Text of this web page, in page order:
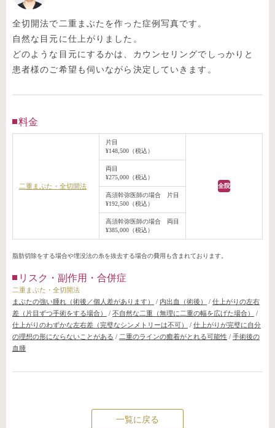
全切開法で二重まぶたを作った症例写真です。
自然な目元に仕上がりました。
どのような目元にするかは、カウンセリングでしっかりと
患者様のご希望も伺いながら決定していきます。
料金
二重まぶた・全切開法
片目
¥148,500（税込）
全院
両目
¥275,000（税込）
高須幹弥医師の場合 片目
¥192,500（税込）
高須幹弥医師の場合 両目
¥385,000（税込）
脂肪切除をする場合や埋没法の糸を抜去する場合の費用も含まれております。
リスク・副作用・合併症
二重まぶた・全切開法
まぶたの強い腫れ（術後／個人差があります）
/ 内出血（術後） / 仕上がりの左右
差（片目ずつ手術をする場合）
/ 不自然な二重（無理に二重の幅を広げた場合）
/
仕上がりのわずかな左右差（完璧なシンメトリーは不可）
/ 仕上がりが完璧に自分
の理想の形にならないことがある / 二重のラインの癒着がとれる可能性 / 手術後の
血腫
一覧に戻る